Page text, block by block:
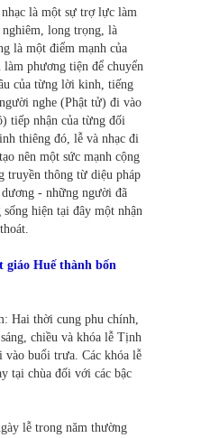
là một sự trợ lực làm
nghiêm, long trọng, là
là một điểm mạnh của
phương tiện để chuyển
của từng lời kinh, tiếng
nghe (Phật tử) đi vào
tiếp nhận của từng đối
thiêng đó, lễ và nhạc đi
nên một sức mạnh cộng
truyền thông từ diệu pháp
- những người đã
hiện tại đây một nhận
giáo Huế thành bốn
Hai thời cung phu chính,
chiều và khóa lễ Tịnh
buổi trưa. Các khóa lễ
tại chùa đối với các bậc
lễ trong năm thường